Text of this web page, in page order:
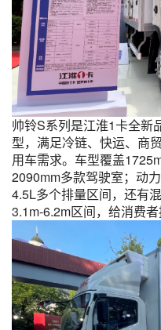
帅铃S系列是江淮1卡全新
型，满足冷链、快运、商
用车需求。车型覆盖
2090mm多款驾驶室；动
4.5L多个排量区间，还有
3.1m-6.2m区间，给消费者